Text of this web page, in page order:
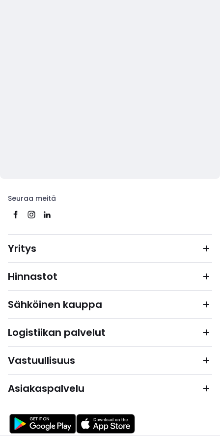
Seuraa meitä
Yritys
Hinnastot
Sähköinen kauppa
Logistiikan palvelut
Vastuullisuus
Asiakaspalvelu